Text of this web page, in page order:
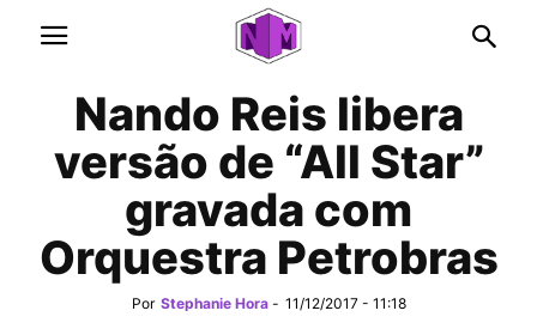
Nando Reis libera
versão de “All Star”
gravada com
Orquestra Petrobras
Por Stephanie Hora - 11/12/2017 - 11:18